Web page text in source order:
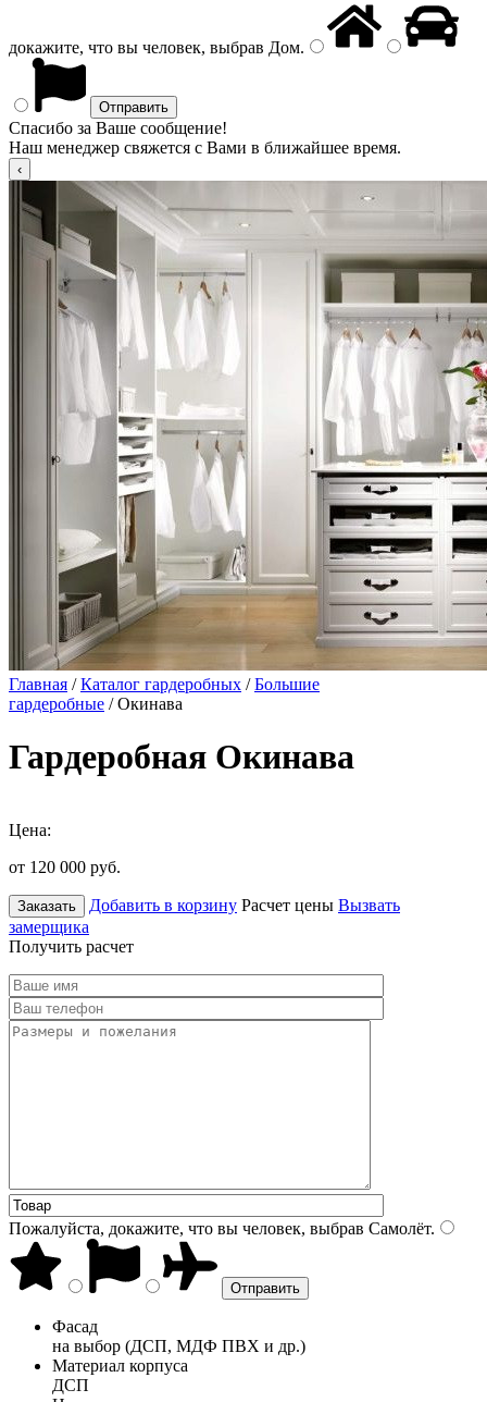
докажите, что вы человек, выбрав Дом.
Спасибо за Ваше сообщение!
Наш менеджер свяжется с Вами в ближайшее время.
Главная /Каталог гардеробных /Большие
гардеробные / Окинава
Гардеробная Окинава
Цена:
от 120 000 руб.
Заказать Добавить в корзину Расчет цены Вызвать
замерщика
Получить расчет
Пожалуйста, докажите, что вы человек, выбрав Самолёт.
Фасад
на выбор (ДСП, МДФ ПВХ и др.)
Материал корпуса
ДСП